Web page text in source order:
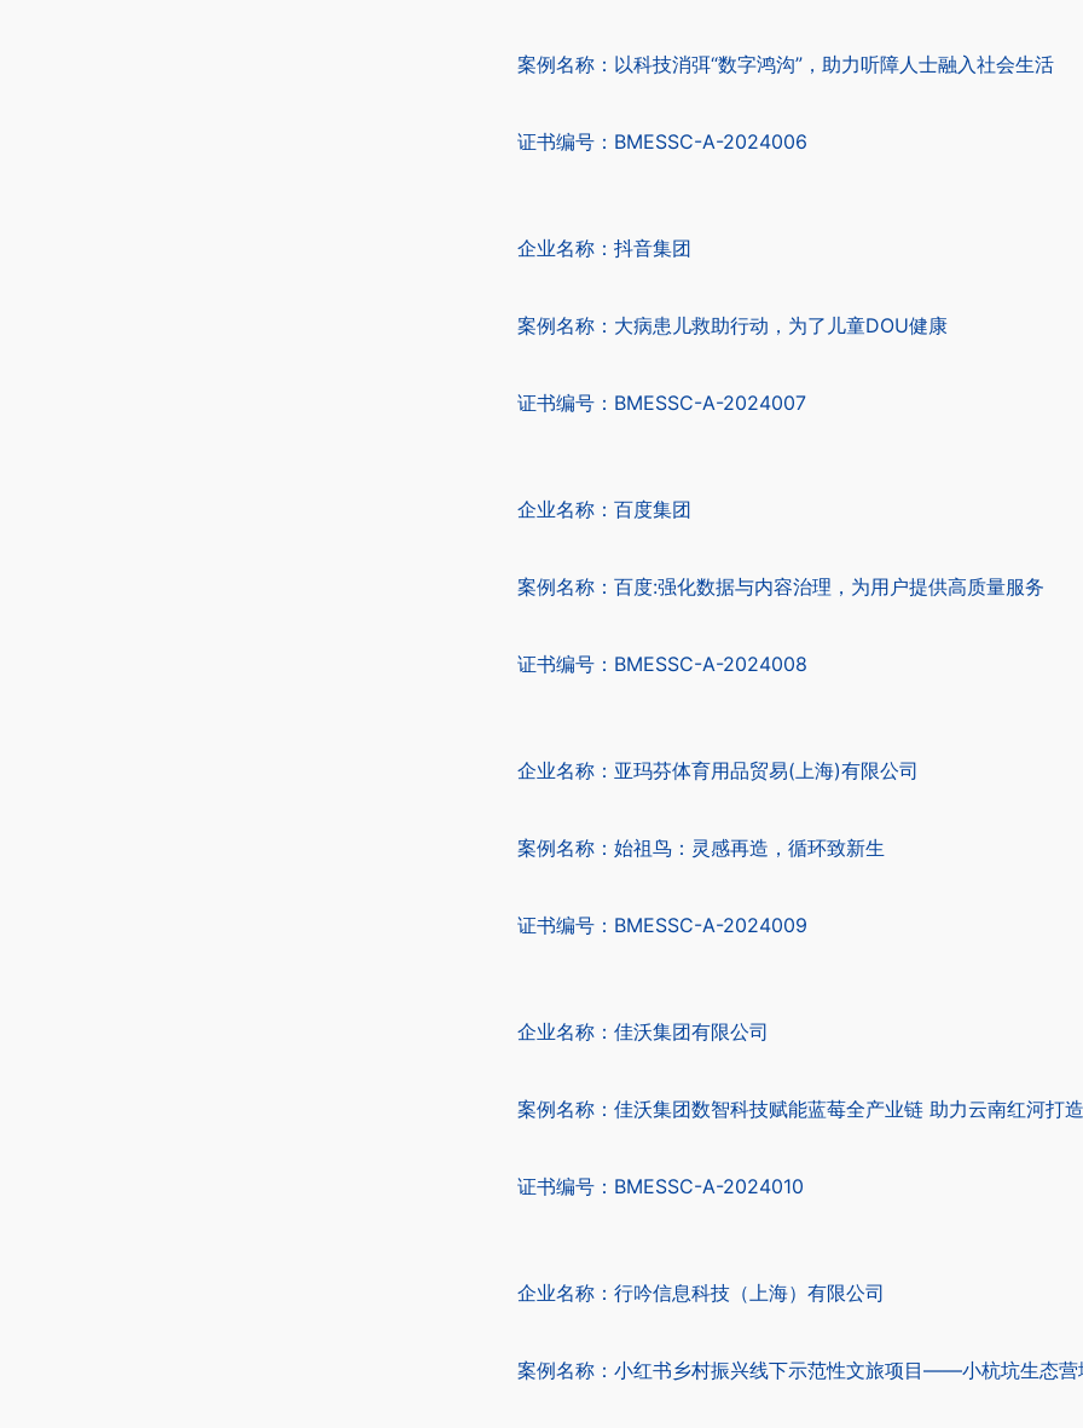
案例名称：以科技消弭“数字鸿沟”，助力听障人士融入社会生活
证书编号：BMESSC-A-2024006
企业名称：抖音集团
案例名称：大病患儿救助行动，为了儿童DOU健康
证书编号：BMESSC-A-2024007
企业名称：百度集团
案例名称：百度:强化数据与内容治理，为用户提供高质量服务
证书编号：BMESSC-A-2024008
企业名称：亚玛芬体育用品贸易(上海)有限公司
案例名称：始祖鸟：灵感再造，循环致新生
证书编号：BMESSC-A-2024009
企业名称：佳沃集团有限公司
案例名称：佳沃集团数智科技赋能蓝莓全产业链 助力云南红河打
证书编号：BMESSC-A-2024010
企业名称：行吟信息科技（上海）有限公司
案例名称：小红书乡村振兴线下示范性文旅项目——小杭坑生态营